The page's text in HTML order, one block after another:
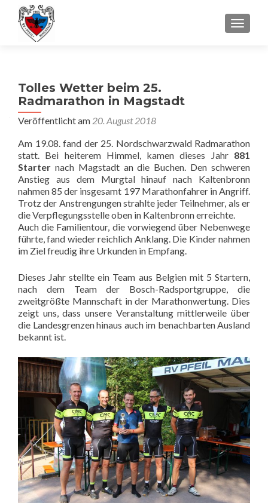
Tolles Wetter beim 25.
Radmarathon in Magstadt
Veröffentlicht am 20. August 2018
Am 19.08. fand der 25. Nordschwarzwald Radmarathon
statt. Bei heiterem Himmel, kamen dieses Jahr881
Starter nach Magstadt an die Buchen. Den schweren
Anstieg aus dem Murgtal hinauf nach Kaltenbronn
nahmen 85 der insgesamt 197 Marathonfahrer in Angriff.
Trotz der Anstrengungen strahlte jeder Teilnehmer, als er
die Verpflegungsstelle oben in Kaltenbronn erreichte.
Auch die Familientour, die vorwiegend über Nebenwege
führte, fand wieder reichlich Anklang. Die Kinder nahmen
im Ziel freudig ihre Urkunden in Empfang.
Dieses Jahr stellte ein Team aus Belgien mit 5 Startern,
nach dem Team der Bosch-Radsportgruppe, die
zweitgrößte Mannschaft in der Marathonwertung. Dies
zeigt uns, dass unsere Veranstaltung mittlerweile über
die Landesgrenzen hinaus auch im benachbarten Ausland
bekannt ist.